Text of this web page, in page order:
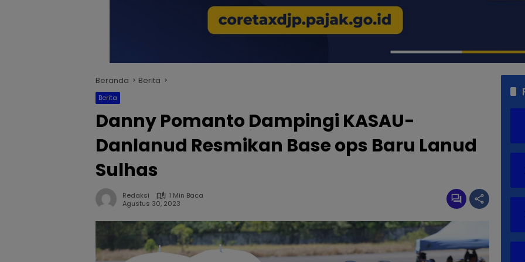
Beranda Berita
Berita
Danny Pomanto Dampingi KASAU-
Danlanud Resmikan Base ops Baru Lanud
Sulhas
Redaksi
1 Min Baca
Agustus 30, 2023